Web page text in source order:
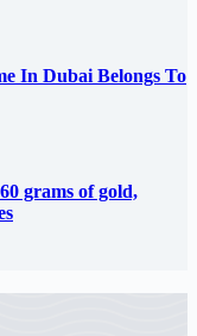
In Dubai Belongs To
grams of gold,